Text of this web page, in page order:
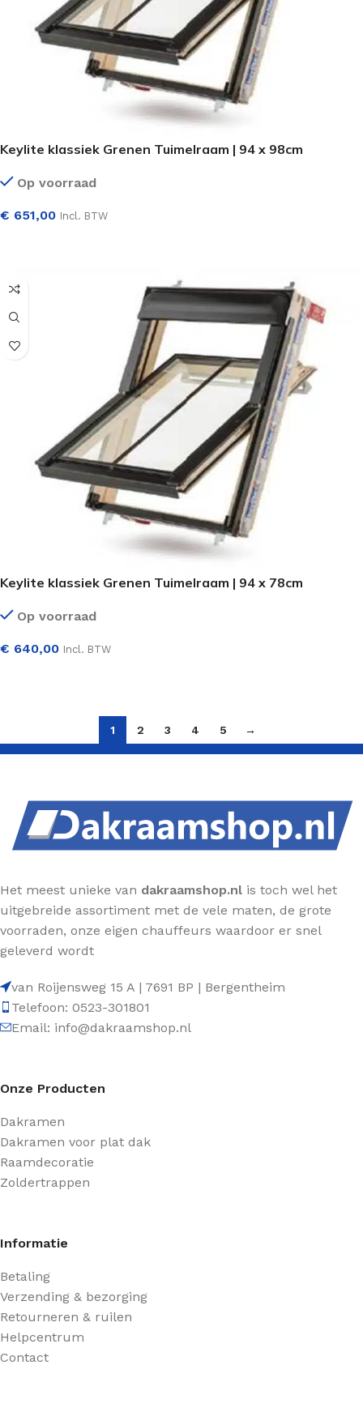
Keylite klassiek Grenen Tuimelraam | 94 x 98cm
Op voorraad
€ 651,00 Incl. BTW
Keylite klassiek Grenen Tuimelraam | 94 x 78cm
Op voorraad
€ 640,00 Incl. BTW
1 2 3 4 5 →
Het meest unieke van dakraamshop.nl is toch wel het
uitgebreide assortiment met de vele maten, de grote
voorraden, onze eigen chauffeurs waardoor er snel
geleverd wordt
van Roijensweg 15 A | 7691 BP | Bergentheim
Telefoon: 0523-301801
Email: info@dakraamshop.nl
Onze Producten
Dakramen
Dakramen voor plat dak
Raamdecoratie
Zoldertrappen
Informatie
Betaling
Verzending & bezorging
Retourneren & ruilen
Helpcentrum
Contact